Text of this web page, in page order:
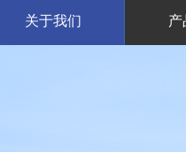
关于我们 产